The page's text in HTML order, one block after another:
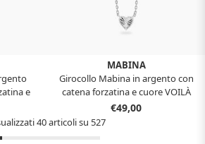
e
MABINA
Girocollo Mabina in argento con
catena forzatina e cuore VOILÀ
553904
€49,00
40 articoli su 527